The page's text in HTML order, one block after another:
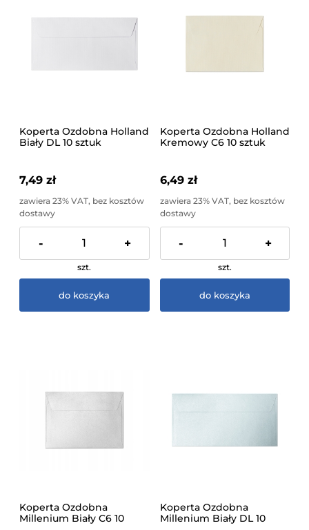
Koperta Ozdobna Holland
Biały DL 10 sztuk
7,49 zł
zawiera 23% VAT, bez kosztów
dostawy
- +
szt.
do koszyka
Koperta Ozdobna Holland
Kremowy C6 10 sztuk
6,49 zł
zawiera 23% VAT, bez kosztów
dostawy
- +
szt.
do koszyka
Koperta Ozdobna
Millenium Biały C6 10
Koperta Ozdobna
Millenium Biały DL 10